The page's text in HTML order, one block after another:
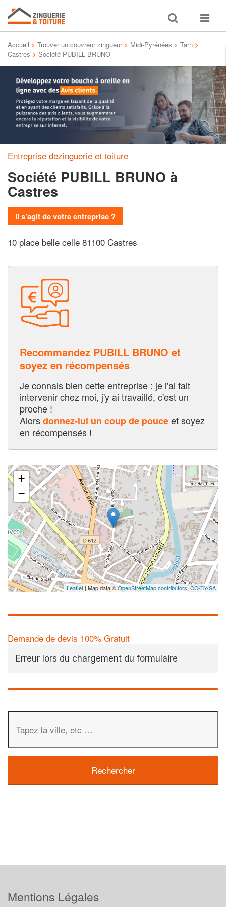
Toggle
search
Toggle
Accueil > Trouver un couvreur zingueur > Midi-Pyrénées > Tarn >
Castres > Société PUBILL BRUNO
Entreprise dezinguerie et toiture
Société PUBILL BRUNO à
Castres
Il s'agit de votre entreprise ?
10 place belle celle 81100 Castres
Recommandez PUBILL BRUNO et
soyez en récompensés
Je connais bien cette entreprise : je l'ai fait
intervenir chez moi, j'y ai travaillé, c'est un
proche !
Alorsdonnez-lui un coup de pouceet soyez
en récompensés !
+
−
Leaflet| Map data ©OpenStreetMap contributors,CC-BY-SA
Demande de devis 100% Gratuit
Erreur lors du chargement du formulaire
Mentions Légales